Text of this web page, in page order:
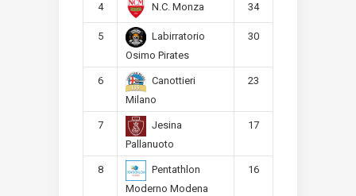
4 N.C. Monza 34
5
Labirratorio
Osimo Pirates
30
6
Canottieri
Milano
23
7
Jesina
Pallanuoto
17
8
Pentathlon
Moderno Modena
16